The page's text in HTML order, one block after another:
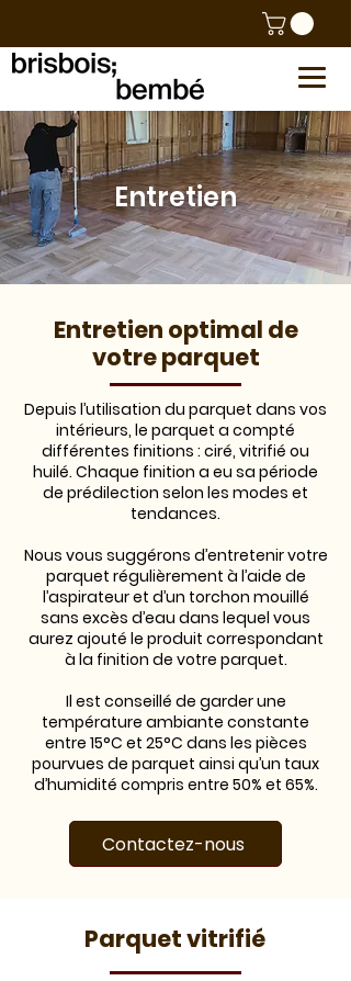
Entretien
Entretien optimal de
votre parquet
Depuis l’utilisation du parquet dans vos
intérieurs, le parquet a compté
différentes finitions : ciré, vitrifié ou
huilé. Chaque finition a eu sa période
de prédilection selon les modes et
tendances.
Nous vous suggérons d’entretenir votre
parquet régulièrement à l’aide de
l’aspirateur et d’un torchon mouillé
sans excès d’eau dans lequel vous
aurez ajouté le produit correspondant
à la finition de votre parquet.
Il est conseillé de garder une
température ambiante constante
entre 15°C et 25°C dans les pièces
pourvues de parquet ainsi qu’un taux
d’humidité compris entre 50% et 65%.
Contactez-nous
Parquet vitrifié